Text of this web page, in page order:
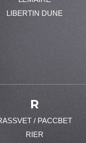
LIBERTIN DUNE
R
/ PACCBET
RIER